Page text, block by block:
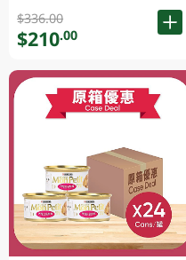
$336.00
$210.00